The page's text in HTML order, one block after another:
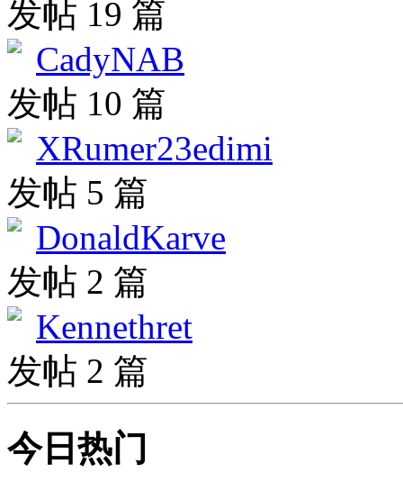
发帖 19 篇
CadyNAB
发帖 10 篇
XRumer23edimi
发帖 5 篇
DonaldKarve
发帖 2 篇
Kennethret
发帖 2 篇
今日热门